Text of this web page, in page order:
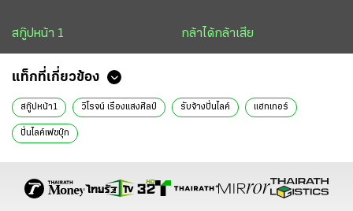
สกู๊ปหน้า 1 กล้าได้กล้าเสีย
แท็กที่เกี่ยวข้อง
สกู๊ปหน้า1 วิโรจน์ เรืองแสงศิลป์ รับจ้างปั่นไลค์ แฮกเกอร์
ปั่นไลค์เฟซบุ๊ก